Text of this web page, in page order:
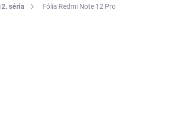
séria Fólia Redmi Note 12 Pro